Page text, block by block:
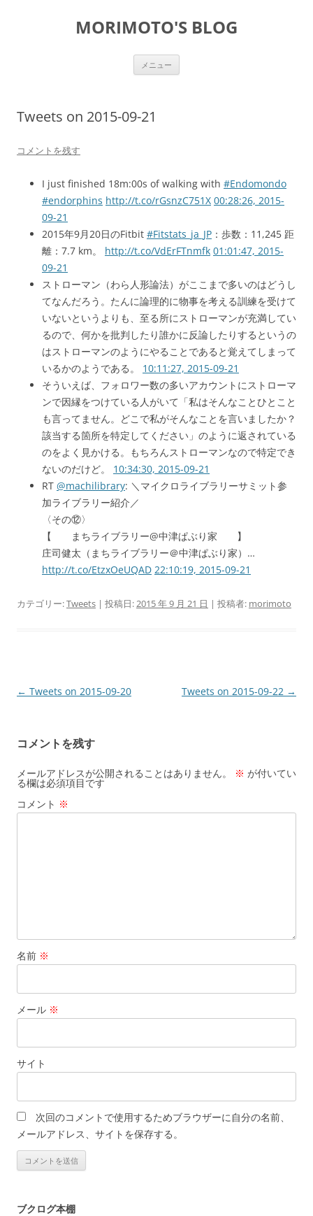
MORIMOTO'S BLOG
メニュー
Tweets on 2015-09-21
コメントを残す
I just finished 18m:00s of walking with #Endomondo
#endorphins http://t.co/rGsnzC751X 00:28:26, 2015-
09-21
2015年9月20日のFitbit #Fitstats_ja_JP ：歩数：11,245 距
離：7.7 km。 http://t.co/VdErFTnmfk 01:01:47, 2015-
09-21
ストローマン（わら人形論法）がここまで多いのはどうし
てなんだろう。たんに論理的に物事を考える訓練を受けて
いないというよりも、至る所にストローマンが充満してい
るので、何かを批判したり誰かに反論したりするというの
はストローマンのようにやることであると覚えてしまって
いるかのようである。 10:11:27, 2015-09-21
そういえば、フォロワー数の多いアカウントにストローマ
ンで因縁をつけている人がいて「私はそんなことひとこと
も言ってません。どこで私がそんなことを言いましたか？
該当する箇所を特定してください」のように返されている
のをよく見かける。もちろんストローマンなので特定でき
ないのだけど。 10:34:30, 2015-09-21
RT @machilibrary: ＼マイクロライブラリーサミット参
加ライブラリー紹介／
〈その⑫〉
【 まちライブラリー@中津ぱぶり家 】
庄司健太（まちライブラリー＠中津ぱぶり家）…
http://t.co/EtzxOeUQAD 22:10:19, 2015-09-21
カテゴリー:Tweets | 投稿日:2015 年 9 月 21 日 | 投稿者: morimoto
投
ビ
ゲ
ー
シ
← Tweets on 2015-09-20 Tweets on 2015-09-22 →
コメントを残す
メールアドレスが公開されることはありません。 ※ が付いてい
る欄は必須項目です
コメント ※
名前 ※
メール ※
サイト
次回のコメントで使用するためブラウザーに自分の名前、
メールアドレス、サイトを保存する。
ブクログ本棚